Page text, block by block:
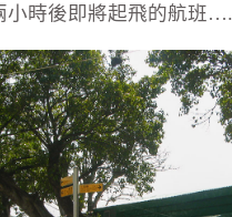
小時後即將起飛的航班….